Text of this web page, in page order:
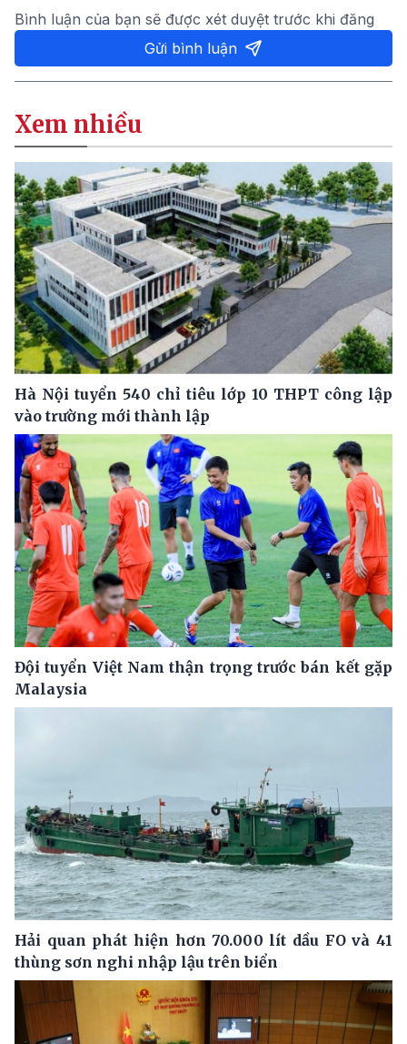
Bình luận của bạn sẽ được xét duyệt trước khi đăng
Gửi bình luận
Xem nhiều
Hà Nội tuyển 540 chỉ tiêu lớp 10 THPT công lập
vào trường mới thành lập
Đội tuyển Việt Nam thận trọng trước bán kết gặp
Malaysia
Hải quan phát hiện hơn 70.000 lít dầu FO và 41
thùng sơn nghi nhập lậu trên biển